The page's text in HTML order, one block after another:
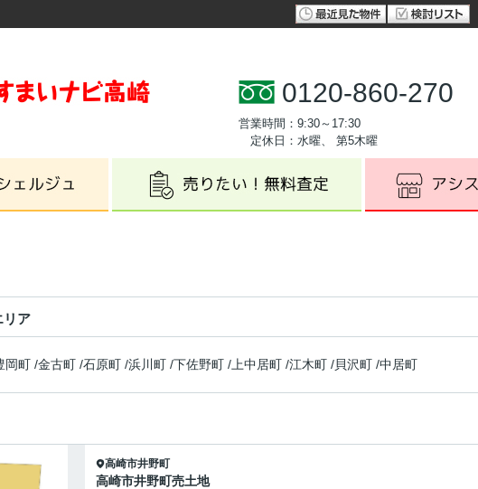
0120-860-270
営業時間：9:30～17:30
定休日：水曜、 第5木曜
リア
岡町 /金古町 /石原町 /浜川町 /下佐野町 / 上中居町 /江木町 /貝沢町 /中居町
高崎市井野町
高崎市井野町売土地